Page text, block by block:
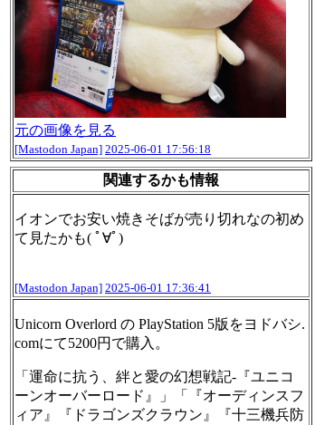
元の画像を見る
[Mastodon Japan] 2025-06-01 17:56:18
関連するかも情報
イオンでお安い焼きそばが売り切れなの初め
て見たかも( ﾟ∀ﾟ)
[Mastodon Japan] 2025-06-01 17:36:41
Unicorn Overlord の PlayStation 5版をヨドバシ.
comにて5200円で購入。
「運命に抗う、絆と愛の幻想戦記-『ユニコ
ーンオーバーロード』」「『オーディンスフ
ィア』『ドラゴンズクラウン』『十三機兵防